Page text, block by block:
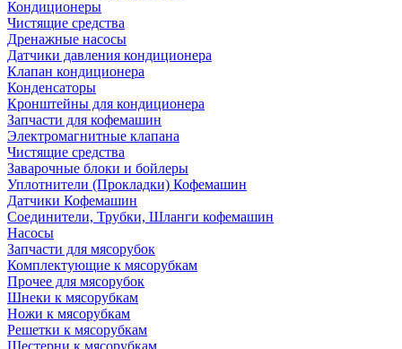
Кондиционеры
Чистящие средства
Дренажные насосы
Датчики давления кондиционера
Клапан кондиционера
Конденсаторы
Кронштейны для кондиционера
Запчасти для кофемашин
Электромагнитные клапана
Чистящие средства
Заварочные блоки и бойлеры
Уплотнители (Прокладки) Кофемашин
Датчики Кофемашин
Соединители, Трубки, Шланги кофемашин
Насосы
Запчасти для мясорубок
Комплектующие к мясорубкам
Прочее для мясорубок
Шнеки к мясорубкам
Ножи к мясорубкам
Решетки к мясорубкам
Шестерни к мясорубкам